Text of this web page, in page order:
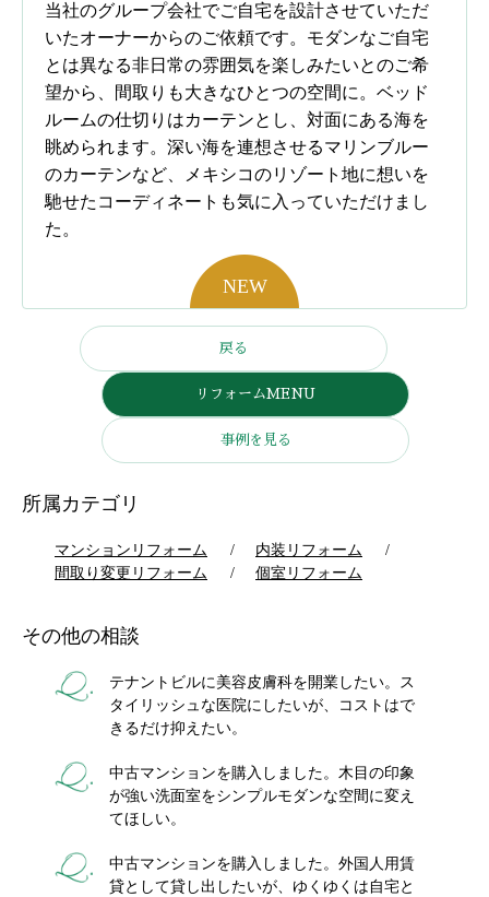
当社のグループ会社でご自宅を設計させていただ
いたオーナーからのご依頼です。モダンなご自宅
とは異なる非日常の雰囲気を楽しみたいとのご希
望から、間取りも大きなひとつの空間に。ベッド
ルームの仕切りはカーテンとし、対面にある海を
眺められます。深い海を連想させるマリンブルー
のカーテンなど、メキシコのリゾート地に想いを
馳せたコーディネートも気に入っていただけまし
た。
戻る
リフォームMENU
事例を見る
所属カテゴリ
マンションリフォーム
内装リフォーム
間取り変更リフォーム
個室リフォーム
その他の相談
テナントビルに美容皮膚科を開業したい。ス
タイリッシュな医院にしたいが、コストはで
きるだけ抑えたい。
中古マンションを購入しました。木目の印象
が強い洗面室をシンプルモダンな空間に変え
てほしい。
中古マンションを購入しました。外国人用賃
貸として貸し出したいが、ゆくゆくは自宅と